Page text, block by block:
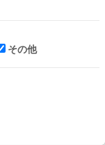
その他